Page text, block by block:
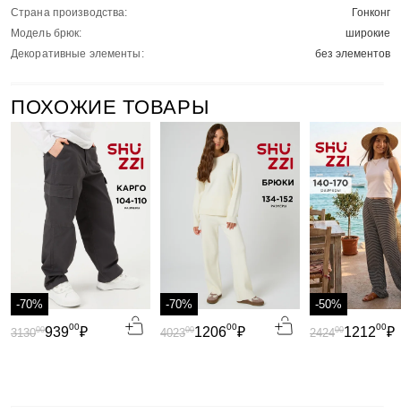
Страна производства:
Гонконг
Модель брюк:
широкие
Декоративные элементы:
без элементов
ПОХОЖИЕ ТОВАРЫ
-70%
93900₽
313000
-70%
120600₽
402300
-50%
121200₽
242400